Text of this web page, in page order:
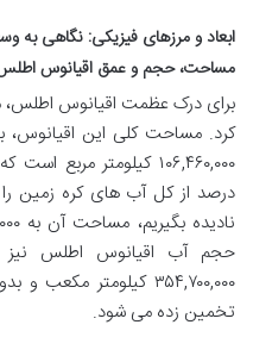
ابعاد و مرزهای فیزیکی: نگاهی به
مساحت، حجم و عمق اقیانوس
برای درک عظمت اقیانوس اطلس،
کرد. مساحت کلی این اقیانوس،
درصد از کل آب های کره زمین
حجم آب اقیانوس اطلس نیز
تخمین زده می شود.